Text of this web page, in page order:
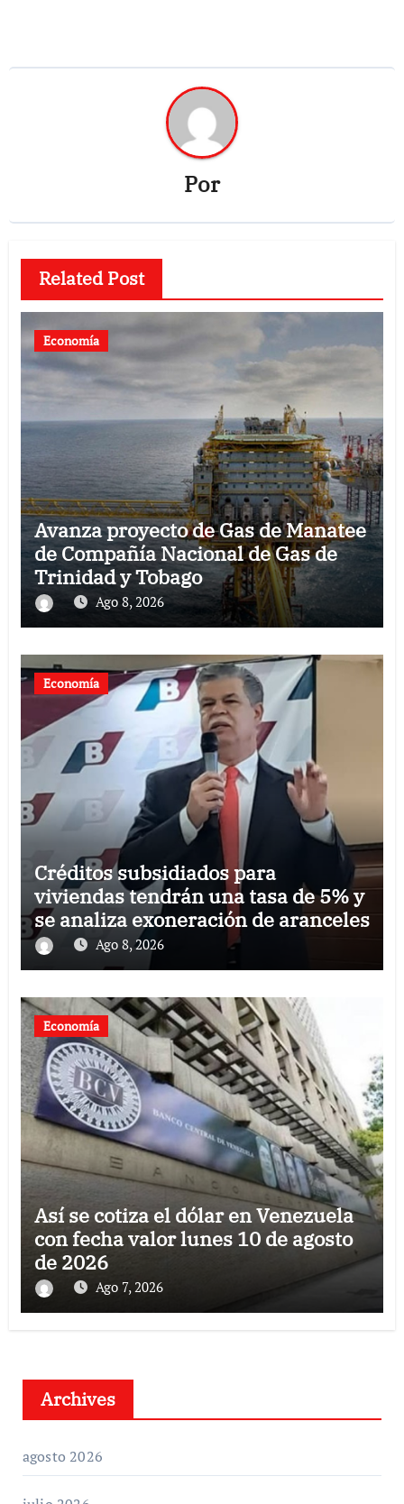
Por
Related Post
Economía
Avanza proyecto de Gas de Manatee
de Compañía Nacional de Gas de
Trinidad y Tobago
Ago 8, 2026
Economía
Créditos subsidiados para
viviendas tendrán una tasa de 5% y
se analiza exoneración de aranceles
Ago 8, 2026
Economía
Así se cotiza el dólar en Venezuela
con fecha valor lunes 10 de agosto
de 2026
Ago 7, 2026
Archives
agosto 2026